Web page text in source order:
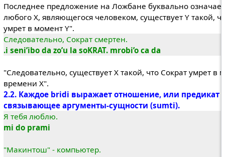
Последнее предложение на Ложбане буквально
любого X, являющегося человеком, существует Y такой,
умрет в момент Y".
Следовательно, Сократ смертен.
.i seni’ibo da zo’u la soKRAT. mrobi’o ca da
"Следовательно, существует Х такой, что Сократ умрет в
времени Х".
2.2. Каждое bridi выражает отношение, или предикат
связывающее аргументы-сущности (sumti).
Я тебя люблю.
mi do prami
"Макинтош" - компьютер.